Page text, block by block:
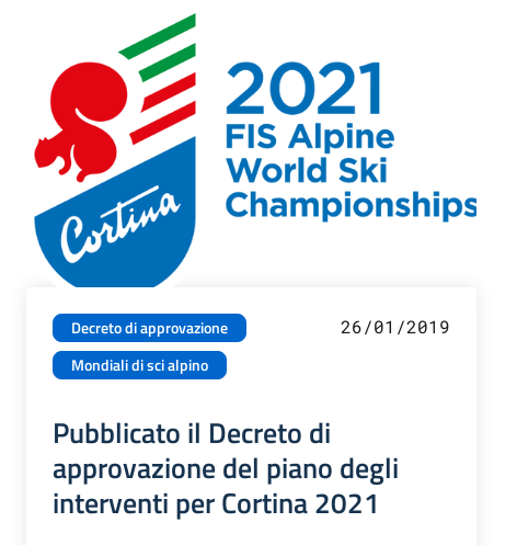
Decreto di approvazione
Mondiali di sci alpino
26/01/2019
Pubblicato il Decreto di
approvazione del piano degli
interventi per Cortina 2021